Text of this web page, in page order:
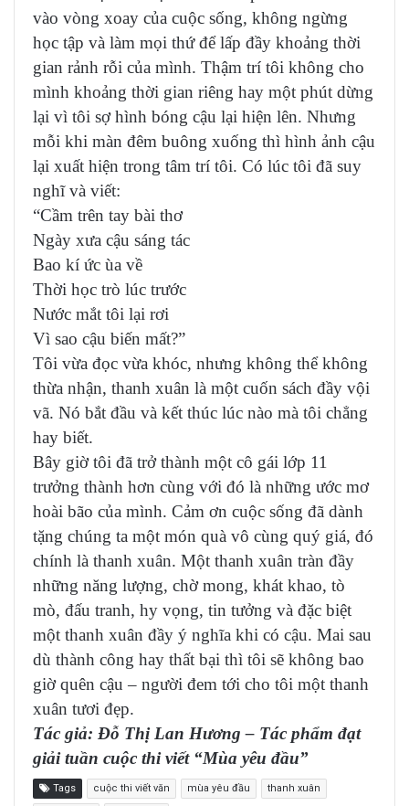
vào vòng xoay của cuộc sống, không ngừng
học tập và làm mọi thứ để lấp đầy khoảng thời
gian rảnh rỗi của mình. Thậm trí tôi không cho
mình khoảng thời gian riêng hay một phút dừng
lại vì tôi sợ hình bóng cậu lại hiện lên. Nhưng
mỗi khi màn đêm buông xuống thì hình ảnh cậu
lại xuất hiện trong tâm trí tôi. Có lúc tôi đã suy
nghĩ và viết:
“Cầm trên tay bài thơ
Ngày xưa cậu sáng tác​
Bao kí ức ùa về
Thời học trò lúc trước
Nước mắt tôi lại rơi
Vì sao cậu biến mất?”​
Tôi vừa đọc vừa khóc, nhưng không thể không
thừa nhận, thanh xuân là một cuốn sách đầy vội
vã. Nó bắt đầu và kết thúc lúc nào mà tôi chẳng
hay biết.
Bây giờ tôi đã trở thành một cô gái lớp 11
trưởng thành hơn cùng với đó là những ước mơ
hoài bão của mình. Cảm ơn cuộc sống đã dành
tặng chúng ta một món quà vô cùng quý giá, đó
chính là thanh xuân. Một thanh xuân tràn đầy
những năng lượng, chờ mong, khát khao, tò
mò, đấu tranh, hy vọng, tin tưởng và đặc biệt
một thanh xuân đầy ý nghĩa khi có cậu. Mai sau
dù thành công hay thất bại thì tôi sẽ không bao
giờ quên cậu – người đem tới cho tôi một thanh
xuân tươi đẹp.
Tác giả: Đỗ Thị Lan Hương – Tác phẩm đạt
giải tuần cuộc thi viết “Mùa yêu đầu”
Tags cuộc thi viết văn mùa yêu đầu thanh xuân